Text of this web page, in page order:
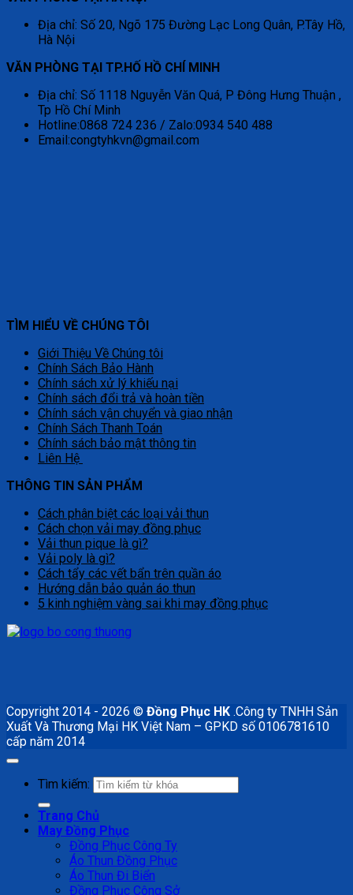
Địa chỉ: Số 20, Ngõ 175 Đường Lạc Long Quân, P.Tây Hồ,
Hà Nội
VĂN PHÒNG TẠI TP.HỐ HỒ CHÍ MINH
Địa chỉ: Số 1118 Nguyễn Văn Quá, P Đông Hưng Thuận ,
Tp Hồ Chí Minh
Hotline:0868 724 236 / Zalo:0934 540 488
Email:congtyhkvn@gmail.com
TÌM HIỂU VỀ CHÚNG TÔI
Giới Thiệu Về Chúng tôi
Chính Sách Bảo Hành
Chính sách xử lý khiếu nại
Chính sách đổi trả và hoàn tiền
Chính sách vận chuyển và giao nhận
Chính Sách Thanh Toán
Chính sách bảo mật thông tin
Liên Hệ
THÔNG TIN SẢN PHẨM
Cách phân biệt các loại vải thun
Cách chọn vải may đồng phục
Vải thun pique là gì?
Vải poly là gì?
Cách tẩy các vết bẩn trên quần áo
Hướng dẫn bảo quản áo thun
5 kinh nghiệm vàng sai khi may đồng phục
Copyright 2014 - 2026 © Đồng Phục HK .Công ty TNHH Sản
Xuất Và Thương Mại HK Việt Nam – GPKD số 0106781610
cấp năm 2014
Tìm kiếm:
Trang Chủ
May Đồng Phục
Đồng Phục Công Ty
Áo Thun Đồng Phục
Áo Thun Đi Biển
Đồng Phục Công Sở